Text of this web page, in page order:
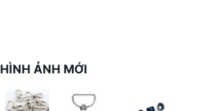
HÌNH ẢNH MỚI